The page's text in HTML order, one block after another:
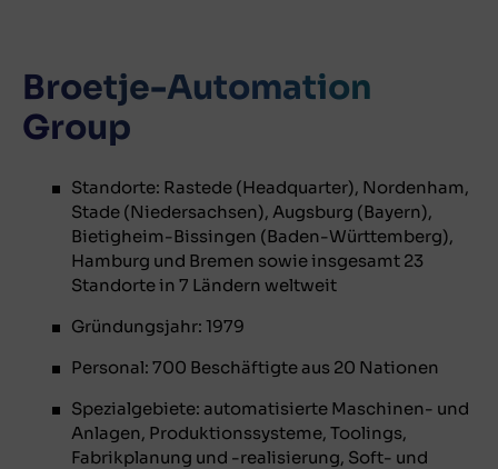
Broetje-Automation
Group
Standorte: Rastede (Headquarter), Nordenham,
Stade (Niedersachsen), Augsburg (Bayern),
Bietigheim-Bissingen (Baden-Württemberg),
Hamburg und Bremen sowie insgesamt 23
Standorte in 7 Ländern weltweit
Gründungsjahr: 1979
Personal: 700 Beschäftigte aus 20 Nationen
Spezialgebiete: automatisierte Maschinen- und
Anlagen, Produktionssysteme, Toolings,
Fabrikplanung und -realisierung, Soft- und